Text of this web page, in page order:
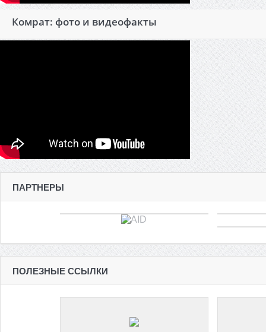
Комрат: фото и видеофакты
ПАРТНЕРЫ
ПОЛЕЗНЫЕ ССЫЛКИ